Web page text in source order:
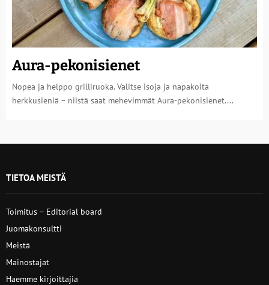
Aura-pekonisienet
Nopea ja helppo grilliruoka. Valitse isoja ja napakoita
herkkusieniä – niistä saat mehevimmät Aura-pekonisienet....
TIETOA MEISTÄ
Toimitus – Editorial board
Juomakonsultti
Meistä
Mainostajat
Haemme kirjoittajia